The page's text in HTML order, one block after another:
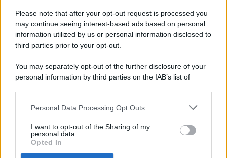
Please note that after your opt-out request is processed you
may continue seeing interest-based ads based on personal
information utilized by us or personal information disclosed to
third parties prior to your opt-out.
You may separately opt-out of the further disclosure of your
personal information by third parties on the IAB’s list of
This information may also be disclosed by us to third parties
disclose it to other third parties.
Personal Data Processing Opt Outs
I want to opt-out of the Sharing of my
personal data.
Opted In
ISCRIZIONE AL ROC N. 35792 – ISCRITTA ALL’ANSO
(ASSOCIAZIONE NAZIONALE STAMPA ONLINE)
PREFERENZE PRIVACY